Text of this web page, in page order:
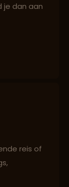
en milieu
je dan aan
reis of